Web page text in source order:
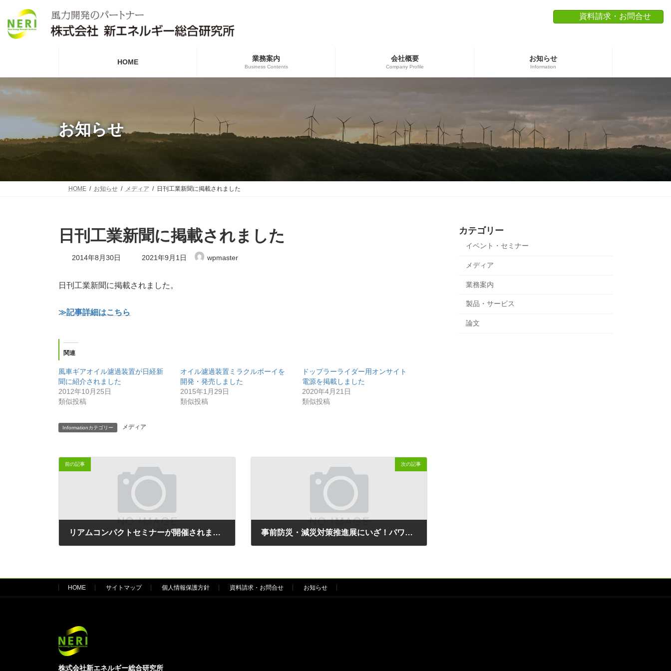
キ
ッ
に
移
資料請求・お問合せ
HOME 業務案内
Business Contents
会社概要
Company Profile
お知らせ
Information
お知らせ
HOME お知らせ メディア 日刊工業新聞に掲載されました
日刊工業新聞に掲載されました
2014年8月30日
最
終
日
2021年9月1日 wpmaster
日刊工業新聞に掲載されました。
≫記事詳細はこちら
関連
風車ギアオイル濾過装置が日経新
聞に紹介されました
2012年10月25日
類似投稿
オイル濾過装置ミラクルボーイを
開発・発売しました
2015年1月29日
類似投稿
ドップラーライダー用オンサイト
電源を掲載しました
2020年4月21日
類似投稿
Informationカテゴリー メディア
前の記事
リアムコンパクトセミナーが開催されました
次の記事
事前防災・減災対策推進展にいざ！パワーを出展しました
カテゴリー
イベント・セミナー
メディア
業務案内
製品・サービス
論文
HOME サイトマップ 個人情報保護方針 資料請求・お問合せ お知らせ
株式会社新エネルギー総合研究所